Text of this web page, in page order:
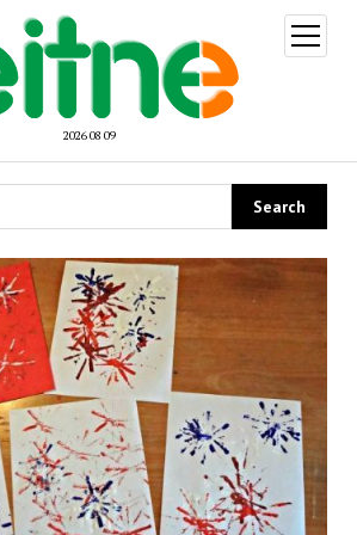
2026 08 09
open
menu